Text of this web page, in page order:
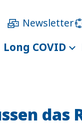
Newsletter
Long COVID
das